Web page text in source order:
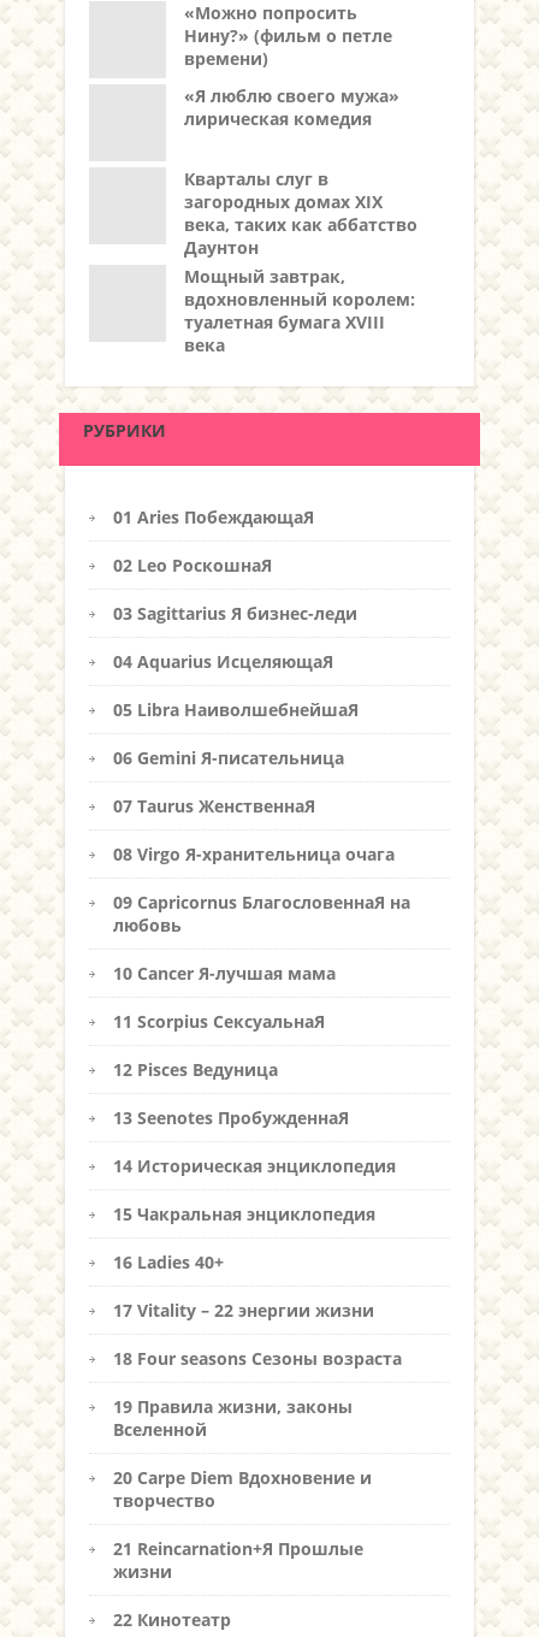
«Можно попросить
Нину?» (фильм о петле
времени)
«Я люблю своего мужа»
лирическая комедия
Кварталы слуг в
загородных домах XIX
века, таких как аббатство
Даунтон
Мощный завтрак,
вдохновленный королем:
туалетная бумага XVIII
века
РУБРИКИ
01 Aries ПобеждающаЯ
02 Leo РоскошнаЯ
03 Sagittarius Я бизнес-леди
04 Aquarius ИсцеляющаЯ
05 Libra НаиволшебнейшаЯ
06 Gemini Я-писательница
07 Taurus ЖенственнаЯ
08 Virgo Я-хранительница очага
09 Capricornus БлагословеннаЯ на
любовь
10 Cancer Я-лучшая мама
11 Scorpius СексуальнаЯ
12 Pisces Ведуница
13 Seenotes ПробужденнаЯ
14 Историческая энциклопедия
15 Чакральная энциклопедия
16 Ladies 40+
17 Vitality – 22 энергии жизни
18 Four seasons Сезоны возраста
19 Правила жизни, законы
Вселенной
20 Carpe Diem Вдохновение и
творчество
21 Reincarnation+Я Прошлые
жизни
22 Кинотеатр